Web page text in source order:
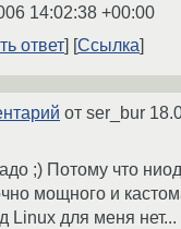
14:02:38 +00:00
ответ
Ссылка
от ser_bur
;) Потому что
мощного и
Linux для меня